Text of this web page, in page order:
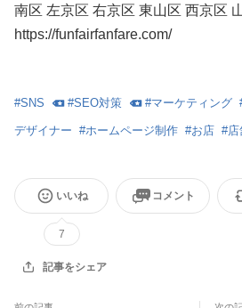
南区 左京区 右京区 東山区 西京区
https://funfairfanfare.com/
#SNS #SEO対策 #マーケティング
デザイナー #ホームページ制作 #お店 #店
いいね
7
コメント
記事をシェア